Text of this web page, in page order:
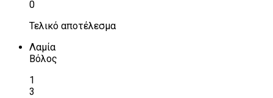
0
Τελικό αποτέλεσμα
Λαμία
Βόλος
1
3